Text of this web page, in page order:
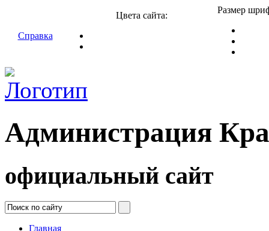
Справка
Цвета сайта:
Размер
Администрация
официальный сайт
Главная